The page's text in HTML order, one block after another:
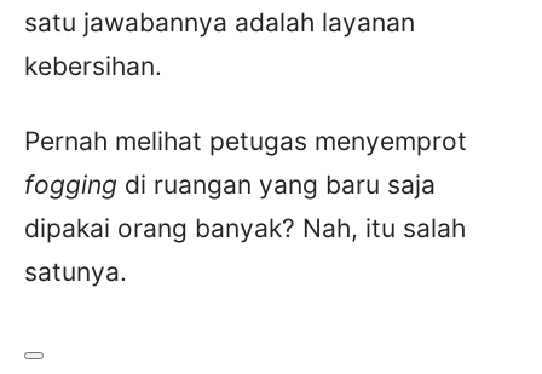
satu jawabannya adalah layanan
kebersihan.
Pernah melihat petugas menyemprot
fogging di ruangan yang baru saja
dipakai orang banyak? Nah, itu salah
satunya.